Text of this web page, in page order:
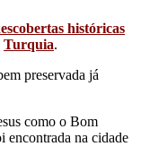
históricas
Turquia.
preservada já
como o Bom
encontrada na cidade